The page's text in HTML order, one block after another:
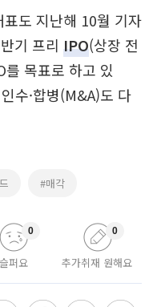
도 지난해 10월 기자
기 프리 IPO(상장 전
목표로 하고 있
수·합병(M&A)도 다
#매각
슬퍼요
0
추가취재 원해요
0